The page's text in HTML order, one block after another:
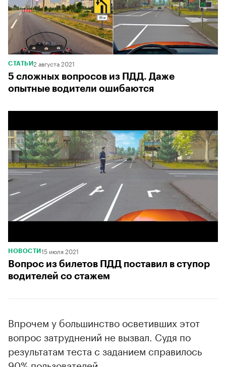
СТАТЬИ2 августа 2021
5 сложных вопросов из ПДД. Даже
опытные водители ошибаются
НОВОСТИ 15 июля 2021
Вопрос из билетов ПДД поставил в ступор
водителей со стажем
Впрочем у большинство осветивших этот
вопрос затруднений не вызвал. Судя по
результатам теста с заданием справилось